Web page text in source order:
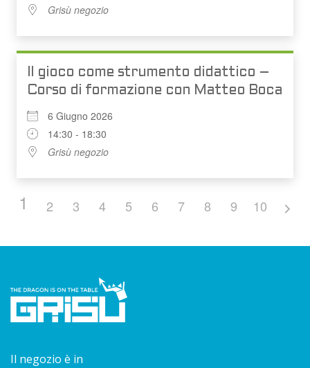
Grisù negozio
Il gioco come strumento didattico –
Corso di formazione con Matteo Boca
6 Giugno 2026
14:30 - 18:30
Grisù negozio
1 2 3 4 5 6 7 8 9 10
Il negozio è in